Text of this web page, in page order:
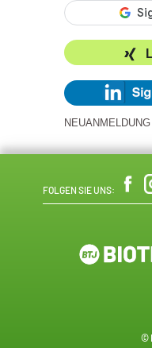
NEUANMELDUNG
FOLGEN SIE UNS:
©